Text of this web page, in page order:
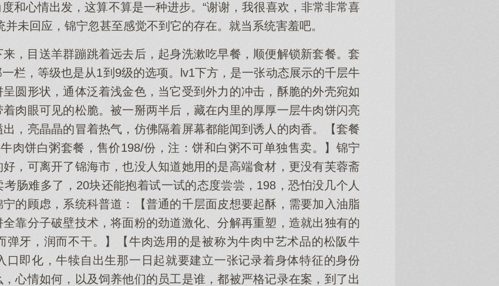
和心情出发，这算不算是一种进步。“谢谢，我很喜欢，非常非常喜
未回应，锦宁忽甚至感觉不到它的存在。就当系统害羞吧。
，目送羊群蹦跳着远去后，起身洗漱吃早餐，顺便解锁新套餐。套
栏，等级也是从1到9级的选项。lv1下方，是一张动态展示的千层牛
圆形状，通体泛着浅金色，当它受到外力的冲击，酥脆的外壳宛如
肉眼可见的松脆。被一掰两半后，藏在内里的厚厚一层牛肉饼闪亮
，亮晶晶的冒着热气，仿佛隔着屏幕都能闻到诱人的肉香。【套餐
肉饼白粥套餐，售价198/份，注：饼和白粥不可单独售卖。】锦宁
，可离开了锦海市，也没人知道她用的是高端食材，更没有芙蓉斋
肠难多了，20块还能抱着试一试的态度尝尝，198，恐怕没几个人
的顾虑，系统科普道：【普通的千层面皮想要起酥，需要加入油脂
靠分子破壁技术，将面粉的劲道激化、分解再重塑，造就出独有的
弹牙，润而不干。】【牛肉选用的是被称为牛肉中艺术品的松阪牛
口即化，牛犊自出生那一日起就要建立一张记录着身体特征的身份
心情如何，以及饲养他们的员工是谁，都被严格记录在案，到了出